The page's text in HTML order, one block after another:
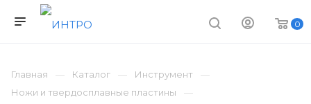
0
Главная Каталог
Инструмент
Ножи и твердосплавные пластины